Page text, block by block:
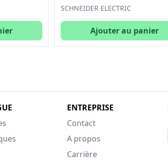
SCHNEIDER ELECTRIC
Ajouter au panier
ENTREPRISE
Contact
A propos
Carrière